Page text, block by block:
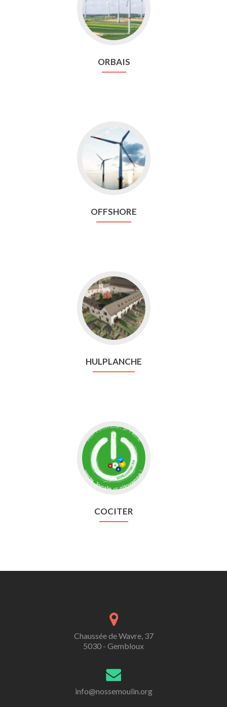
Orbais
ORBAIS
Aller
vers
Offshore
OFFSHORE
Aller
vers
Hulplanche
HULPLANCHE
Aller
vers
Cociter
COCITER
Chaussée de Wavre, 37
5030 - Gembloux
info@nossemoulin.org